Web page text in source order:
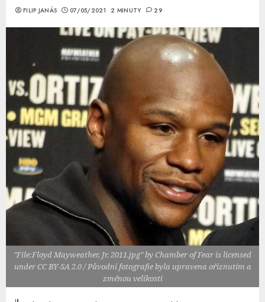
FILIP JANÁS 07/05/2021 2 MINUTY 29
"File:Floyd Mayweather, Jr. 2011.jpg" by Chamber of Fear is licensed
under CC BY-SA 2.0 / Původní fotografie byla upravena oříznutím a
změnou velikosti